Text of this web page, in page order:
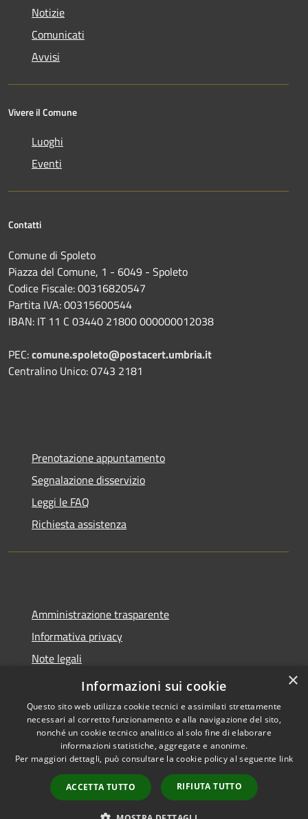
Notizie
Comunicati
Avvisi
Vivere il Comune
Luoghi
Eventi
Contatti
Comune di Spoleto
Piazza del Comune, 1 - 6049 - Spoleto
Codice Fiscale: 00316820547
Partita IVA: 00315600544
IBAN: IT 11 C 03440 21800 000000012038
PEC:comune.spoleto@postacert.umbria.it
Centralino Unico: 0743 2181
Prenotazione appuntamento
Segnalazione disservizio
Leggi le FAQ
Richiesta assistenza
Amministrazione trasparente
Informativa privacy
Note legali
Dichiarazione di accessibilità
Accessibilità
Copyright © 2026 • Comune di
Spoleto • Powered by
Municipium•
Accesso
redazione
×
Informazioni sui cookie
Questo sito web utilizza cookie tecnici e assimilati strettamente
necessari al corretto funzionamento e alla navigazione del sito,
nonché un cookie tecnico analitico al solo fine di elaborare
informazioni statistiche, aggregate e anonime.
Per maggiori dettagli, può consultare la cookie policy al seguente link
ACCETTA TUTTO RIFIUTA TUTTO